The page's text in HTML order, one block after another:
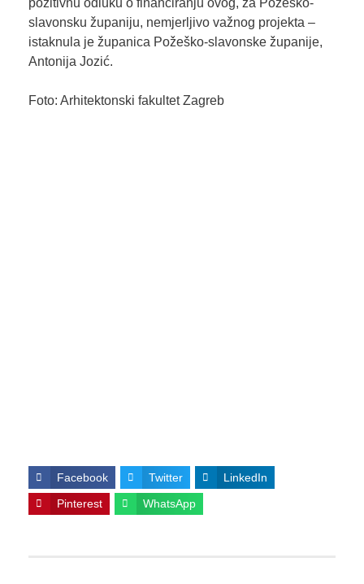
pozitivnu odluku o financiranju ovog, za Požeško-
slavonsku županiju, nemjerljivo važnog projekta –
istaknula je županica Požeško-slavonske županije,
Antonija Jozić.
Foto: Arhitektonski fakultet Zagreb
Facebook Twitter LinkedIn
Pinterest WhatsApp